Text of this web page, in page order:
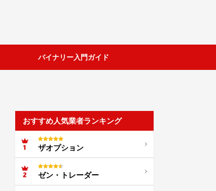
バイナリー入門ガイド
おすすめ人気業者ランキング
ザオプション
ゼン・トレーダー